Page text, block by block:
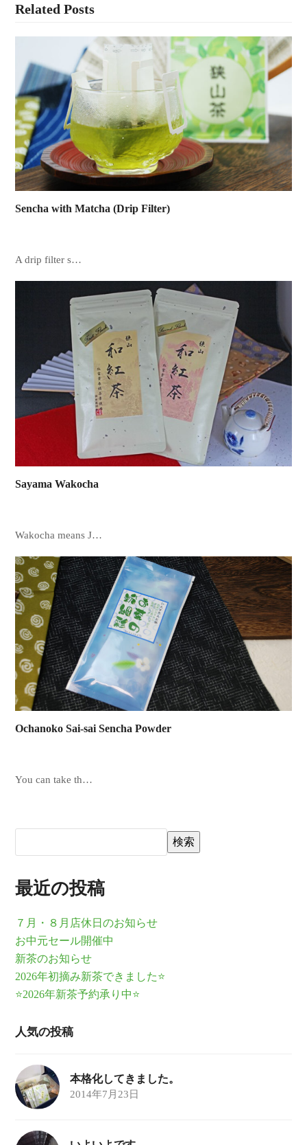
Related Posts
Sencha with Matcha (Drip Filter)
A drip filter s…
Sayama Wakocha
Wakocha means J…
Ochanoko Sai-sai Sencha Powder
You can take th…
検索
最近の投稿
７月・８月店休日のお知らせ
お中元セール開催中
新茶のお知らせ
2026年初摘み新茶できました⭐
⭐2026年新茶予約承り中⭐
人気の投稿
本格化してきました。
2014年7月23日